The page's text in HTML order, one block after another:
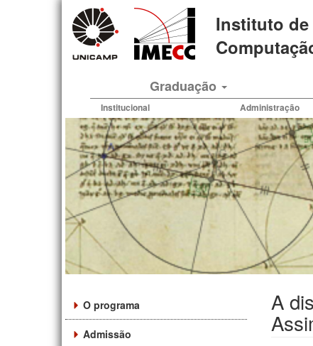
Instituto de
Graduação
Institucional Administração
O programa
Admissão
A